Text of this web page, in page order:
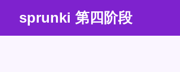
sprunki 第四阶段